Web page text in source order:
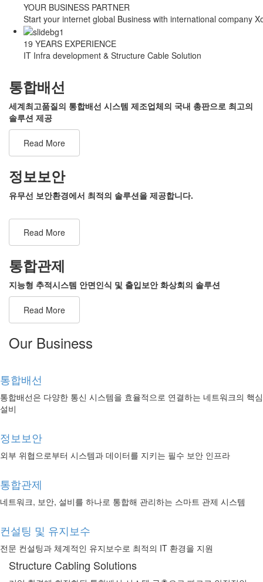
YOUR BUSINESS PARTNER
Start your internet global Business with international company
19 YEARS EXPERIENCE
IT Infra development & Structure Cable Solution
통합배선
세계최고품질의 통합배선 시스템 제조업체의 국내 총판으로 최고의
솔루션 제공
Read More
정보보안
유무선 보안환경에서 최적의 솔루션을 제공합니다.
Read More
통합관제
지능형 추적시스템 안면인식 및 출입보안 화상회의 솔루션
Read More
Our Business
통합배선
통합배선은 다양한 통신 시스템을 효율적으로 연결하는 네트워크의 핵심
설비
정보보안
외부 위협으로부터 시스템과 데이터를 지키는 필수 보안 인프라
통합관제
네트워크, 보안, 설비를 하나로 통합해 관리하는 스마트 관제 시스템
컨설팅 및 유지보수
전문 컨설팅과 체계적인 유지보수로 최적의 IT 환경을 지원
Structure Cabling Solutions